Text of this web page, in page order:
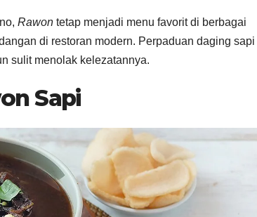
Rawon tetap menjadi menu favorit di berbagai
di restoran modern. Perpaduan daging sapi
sulit menolak kelezatannya.
Sapi